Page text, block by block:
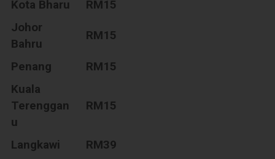
Kota Bharu
RM15
Johor
Bahru
RM15
Penang
RM15
Kuala
Terenggan
u
RM15
Langkawi
RM39